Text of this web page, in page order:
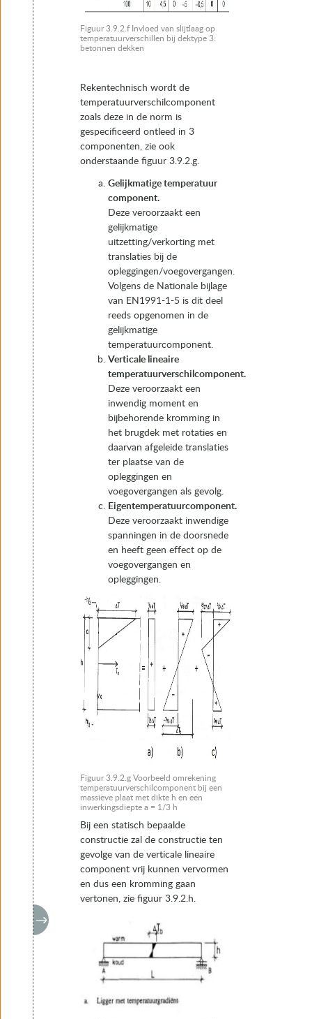
Figuur 3.9.2.f Invloed van slijtlaag op
temperatuurverschillen bij dektype 3:
betonnen dekken
Rekentechnisch wordt de
temperatuurverschilcomponent
zoals deze in de norm is
gespecificeerd ontleed in 3
componenten, zie ook
onderstaande figuur 3.9.2.g.
Gelijkmatige temperatuur
component.
Deze veroorzaakt een
gelijkmatige
uitzetting/verkorting met
translaties bij de
opleggingen/voegovergangen.
Volgens de Nationale bijlage
van EN1991-1-5 is dit deel
reeds opgenomen in de
gelijkmatige
temperatuurcomponent.
Verticale lineaire
temperatuurverschilcomponent.
Deze veroorzaakt een
inwendig moment en
bijbehorende kromming in
het brugdek met rotaties en
daarvan afgeleide translaties
ter plaatse van de
opleggingen en
voegovergangen als gevolg.
Eigentemperatuurcomponent.
Deze veroorzaakt inwendige
spanningen in de doorsnede
en heeft geen effect op de
voegovergangen en
opleggingen.
Figuur 3.9.2.g Voorbeeld omrekening
temperatuurverschilcomponent bij een
massieve plaat met dikte h en een
inwerkingsdiepte a = 1/3 h
Bij een statisch bepaalde
constructie zal de constructie ten
gevolge van de verticale lineaire
component vrij kunnen vervormen
en dus een kromming gaan
vertonen, zie figuur 3.9.2.h.